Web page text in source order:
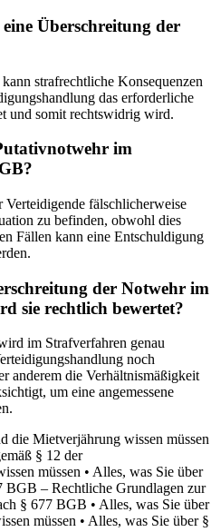
Überschreitung der
strafrechtliche Konsequenzen
das erforderliche
und somit rechtswidrig wird.
im
fälschlicherweise
zu befinden, obwohl dies
Fällen kann eine Entschuldigung
der Notwehr im
sie rechtlich bewertet?
im Strafverfahren genau
noch
anderem die Verhältnismäßigkeit
um eine angemessene
die Mietverjährung wissen müssen
§ 12 der
müssen • Alles, was Sie über
BGB – Rechtliche Grundlagen zur
§ 677 BGB • Alles, was Sie über
müssen • Alles, was Sie über §